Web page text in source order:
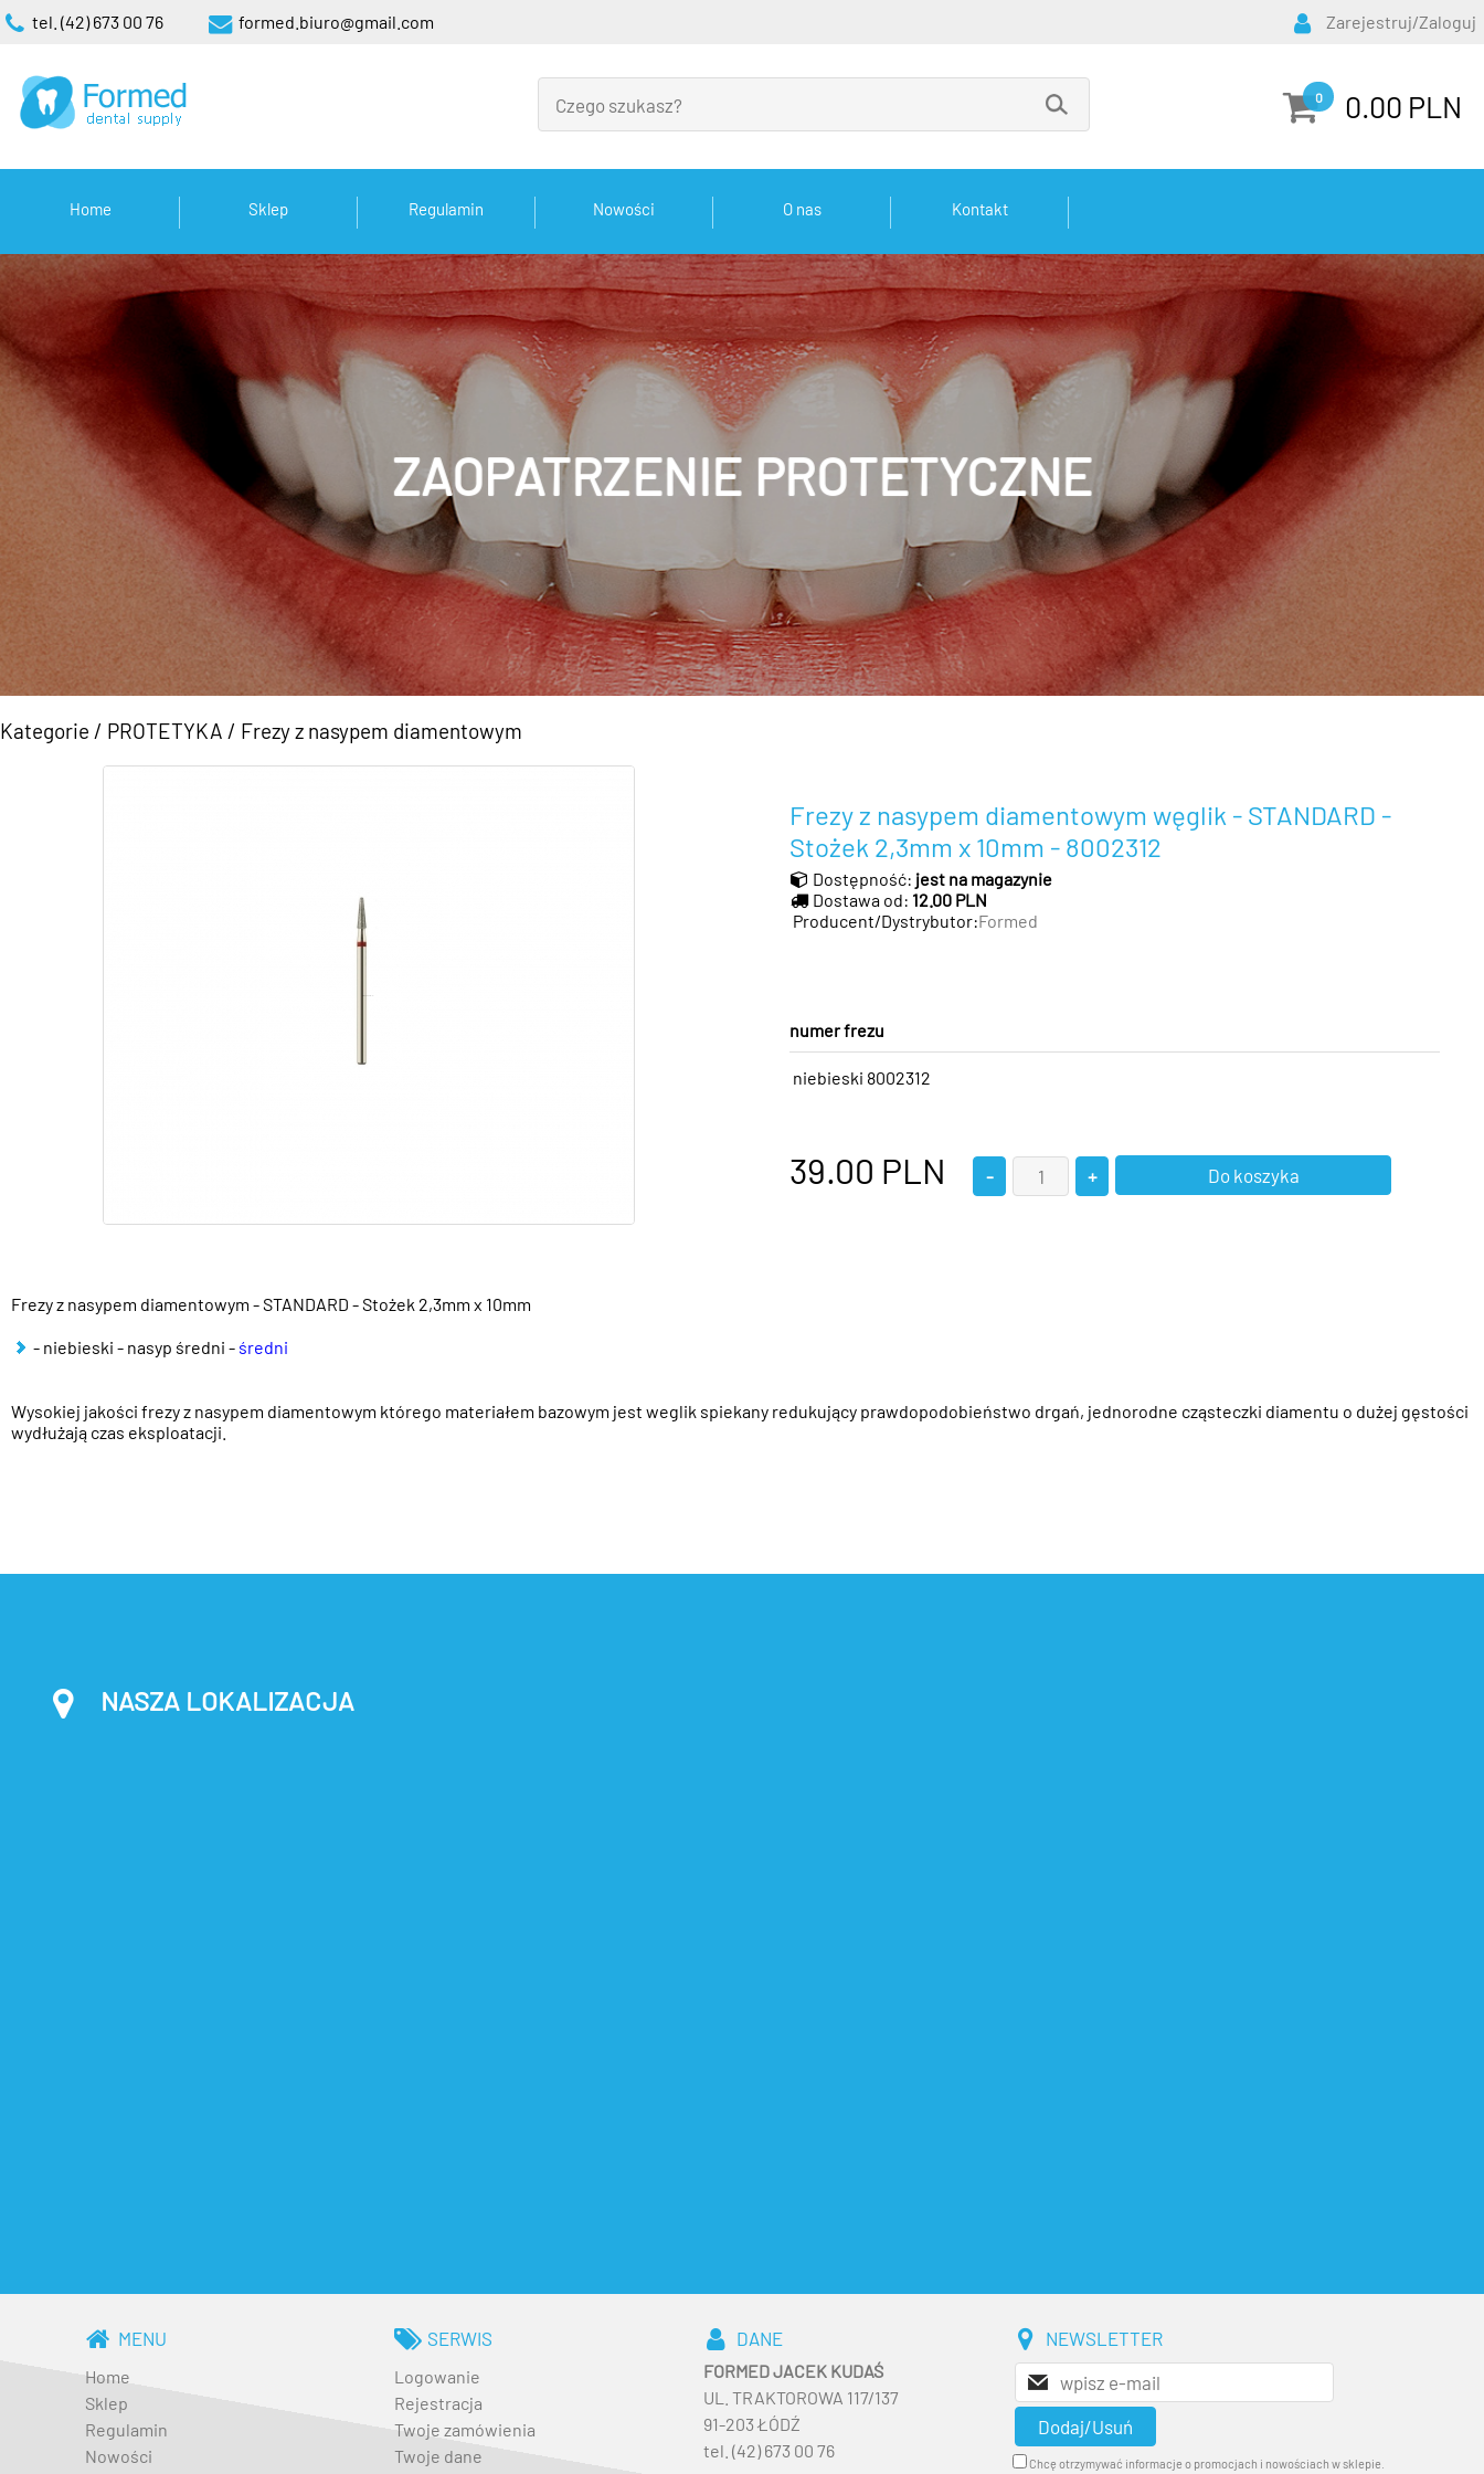
tel. (42) 673 00 76 formed.biuro@gmail.com Zarejestruj/Zaloguj
0 0.00 PLN
Home Sklep Regulamin Nowości O nas Kontakt
ZAOPATRZENIE PROTETYCZNE
Kategorie / PROTETYKA / Frezy z nasypem diamentowym
Frezy z nasypem diamentowym węglik - STANDARD -
Stożek 2,3mm x 10mm - 8002312
Dostępność: jest na magazynie
Dostawa od: 12.00 PLN
Producent/Dystrybutor:Formed
numer frezu
niebieski 8002312
39.00 PLN
Frezy z nasypem diamentowym - STANDARD - Stożek 2,3mm x 10mm
- niebieski - nasyp średni - średni
Wysokiej jakości frezy z nasypem diamentowym którego materiałem bazowym jest weglik spiekany redukujący prawdopodobieństwo drgań, jednorodne cząsteczki diamentu o dużej gęstości
wydłużają czas eksploatacji.
NASZA LOKALIZACJA
MENU
Home
Sklep
Regulamin
Nowości
SERWIS
Logowanie
Rejestracja
Twoje zamówienia
Twoje dane
DANE
FORMED JACEK KUDAŚ
UL. TRAKTOROWA 117/137
91-203 ŁÓDŹ
tel. (42) 673 00 76
NEWSLETTER
Chcę otrzymywać informacje o promocjach i nowościach w sklepie.